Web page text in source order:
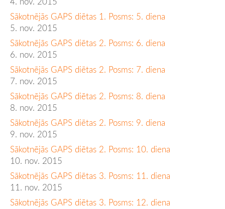
Sākotnējās GAPS diētas 1. Posms: 5. diena
5. nov. 2015
Sākotnējās GAPS diētas 2. Posms: 6. diena
6. nov. 2015
Sākotnējās GAPS diētas 2. Posms: 7. diena
7. nov. 2015
Sākotnējās GAPS diētas 2. Posms: 8. diena
8. nov. 2015
Sākotnējās GAPS diētas 2. Posms: 9. diena
9. nov. 2015
Sākotnējās GAPS diētas 2. Posms: 10. diena
10. nov. 2015
Sākotnējās GAPS diētas 3. Posms: 11. diena
11. nov. 2015
Sākotnējās GAPS diētas 3. Posms: 12. diena